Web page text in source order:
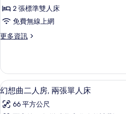
雙
套
房
所
有
相
片
2 張標準雙人床
免費無線上網
更多資訊
更
雙
套
房
詳
顯
示
幻
4
幻想曲二人房, 兩張單人床
66 平方公尺